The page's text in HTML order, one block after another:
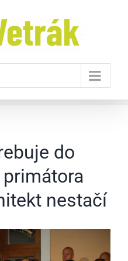
do
nestačí